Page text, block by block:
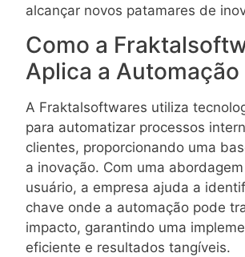
alcançar novos patamares de
Como a
Aplica a Automação
A Fraktalsoftwares utiliza
para automatizar processos
clientes, proporcionando uma
a inovação. Com uma
usuário, a empresa ajuda a
chave onde a automação pode
impacto, garantindo uma
eficiente e resultados tangíveis.